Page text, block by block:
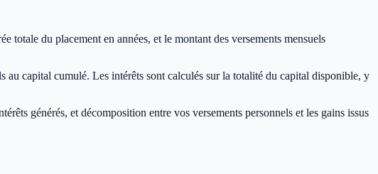
totale du placement en années, et le montant des versements mensuels
au capital cumulé. Les intérêts sont calculés sur la totalité du capital disponible, y
générés, et décomposition entre vos versements personnels et les gains issus